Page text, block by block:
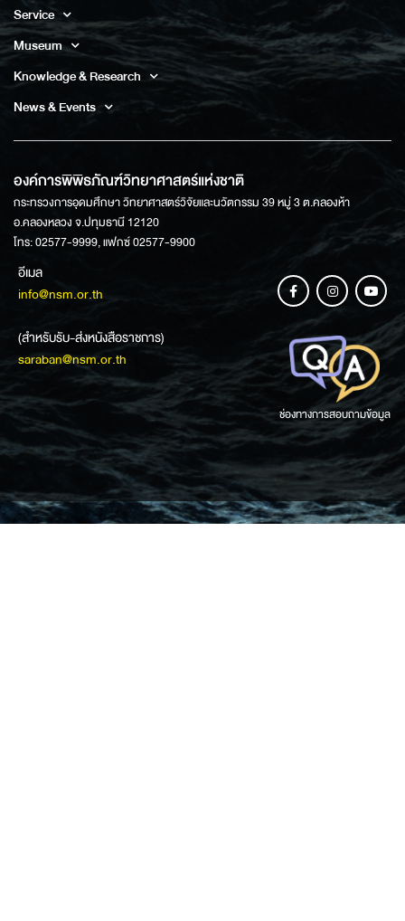
Service
Museum
Knowledge & Research
News & Events
องค์การพิพิธภัณฑ์วิทยาศาสตร์แห่งชาติ
กระทรวงการอุดมศึกษา วิทยาศาสตร์วิจัยและนวัตกรรม 39 หมู่ 3 ต.คลองห้า
อ.คลองหลวง จ.ปทุมธานี 12120
โทร: 02577-9999, แฟกซ์ 02577-9900
อีเมล
info@nsm.or.th
(สำหรับรับ-ส่งหนังสือราชการ)
saraban@nsm.or.th
ช่องทางการสอบถามข้อมูล